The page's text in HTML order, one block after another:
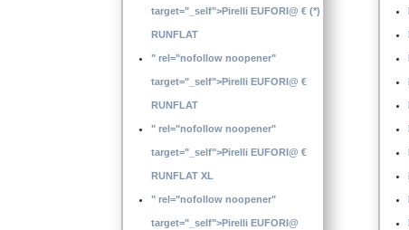
target="_self">Pirelli EUFORI@ € (*)
RUNFLAT
" rel="nofollow noopener"
target="_self">Pirelli EUFORI@ €
RUNFLAT
" rel="nofollow noopener"
target="_self">Pirelli EUFORI@ €
RUNFLAT XL
" rel="nofollow noopener"
target="_self">Pirelli EUFORI@